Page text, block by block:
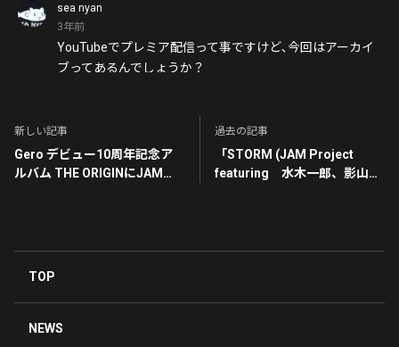
sea nyan
3年前
YouTubeでプレミア配信って事ですけど､今回はアーカイ
ブってあるんでしょうか？
ミケ
jammama
3年前
新しい記事
Gero デビュー10周年記念ア
ルバム THE ORIGINにJAM
過去の記事
「STORM (JAM Project
featuring 水木一郎、影山ヒ
信開始！
TOP
NEWS